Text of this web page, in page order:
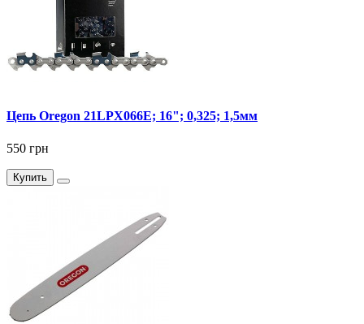
Цепь Oregon 21LPX066E; 16"; 0,325; 1,5мм
550 грн
Купить